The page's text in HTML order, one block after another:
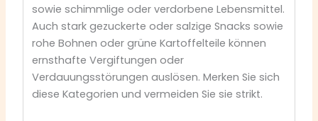
sowie schimmlige oder verdorbene Lebensmittel.
Auch stark gezuckerte oder salzige Snacks sowie
rohe Bohnen oder grüne Kartoffelteile können
ernsthafte Vergiftungen oder
Verdauungsstörungen auslösen. Merken Sie sich
diese Kategorien und vermeiden Sie sie strikt.